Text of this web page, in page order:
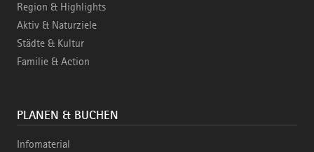
Region & Highlights
Aktiv & Naturziele
Städte & Kultur
Familie & Action
PLANEN & BUCHEN
Infomaterial